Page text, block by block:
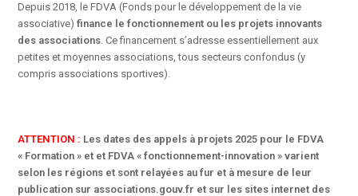
Depuis 2018, le FDVA (Fonds pour le développement de la vie
associative)finance le fonctionnement ou les projets innovants
des associations. Ce financement s’adresse essentiellement aux
petites et moyennes associations, tous secteurs confondus (y
compris associations sportives).
ATTENTION : Les dates des appels à projets 2025 pour le FDVA
« Formation » et et FDVA « fonctionnement-innovation » varient
selon les régions et sont relayées au fur et à mesure de leur
publication sur associations.gouv.fr et sur les sites internet des